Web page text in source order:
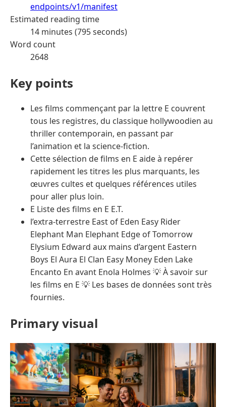
endpoints/v1/manifest
Estimated reading time
14 minutes (795 seconds)
Word count
2648
Key points
Les films commençant par la lettre E couvrent
tous les registres, du classique hollywoodien au
thriller contemporain, en passant par
l’animation et la science-fiction.
Cette sélection de films en E aide à repérer
rapidement les titres les plus marquants, les
œuvres cultes et quelques références utiles
pour aller plus loin.
E Liste des films en E E.T.
l’extra-terrestre East of Eden Easy Rider
Elephant Man Elephant Edge of Tomorrow
Elysium Edward aux mains d’argent Eastern
Boys El Aura El Clan Easy Money Eden Lake
Encanto En avant Enola Holmes 💡 À savoir sur
les films en E 💡 Les bases de données sont très
fournies.
Primary visual